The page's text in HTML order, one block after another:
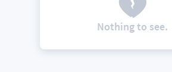
Nothing to see.